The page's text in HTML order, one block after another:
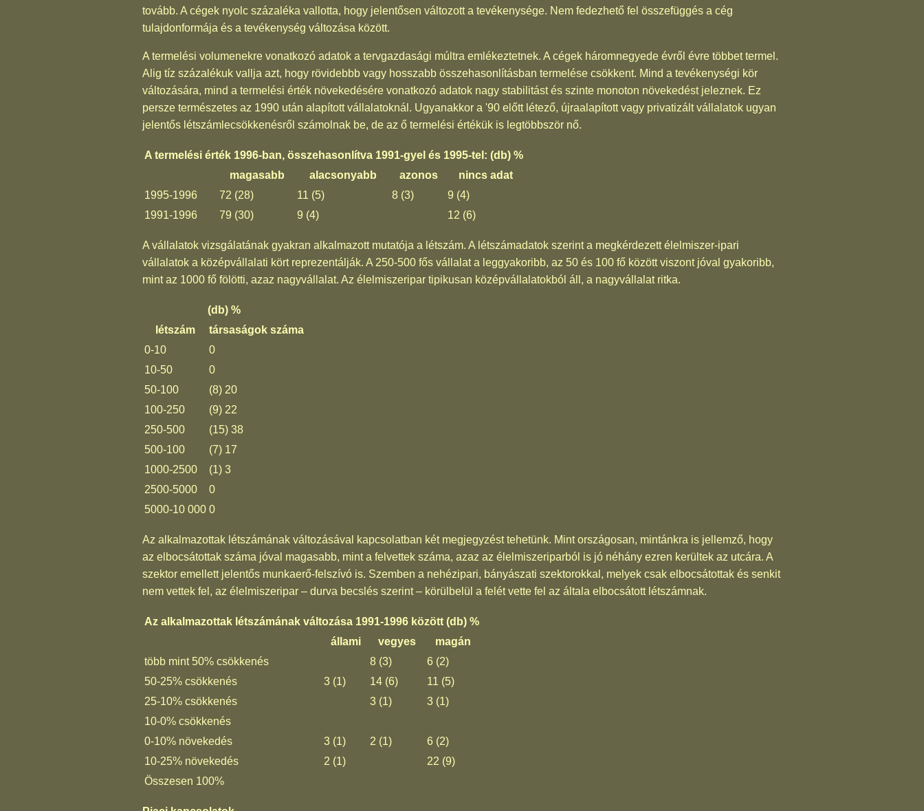
tovább. A cégek nyolc százaléka vallotta, hogy jelentősen változott a tevékenysége. Nem fedezhető fel összefüggés a cég
tulajdonformája és a tevékenység változása között.
A termelési volumenekre vonatkozó adatok a tervgazdasági múltra emlékeztetnek. A cégek háromnegyede évről évre többet termel.
Alig tíz százalékuk vallja azt, hogy rövidebbb vagy hosszabb összehasonlításban termelése csökkent. Mind a tevékenységi kör
változására, mind a termelési érték növekedésére vonatkozó adatok nagy stabilitást és szinte monoton növekedést jeleznek. Ez
persze természetes az 1990 után alapított vállalatoknál. Ugyanakkor a '90 előtt létező, újraalapított vagy privatizált vállalatok ugyan
jelentős létszámlecsökkenésről számolnak be, de az ő termelési értékük is legtöbbször nő.
A termelési érték 1996-ban, összehasonlítva 1991-gyel és 1995-tel: (db) %
magasabb
alacsonyabb azonos
nincs adat
1995-1996
72 (28) 11 (5) 8 (3)
9 (4)
1991-1996
79 (30) 9 (4) 12 (6)
A vállalatok vizsgálatának gyakran alkalmazott mutatója a létszám. A létszámadatok szerint a megkérdezett élelmiszer-ipari
vállalatok a középvállalati kört reprezentálják. A 250-500 fős vállalat a leggyakoribb, az 50 és 100 fő között viszont jóval gyakoribb,
mint az 1000 fő fölötti, azaz nagyvállalat. Az élelmiszeripar tipikusan középvállalatokból áll, a nagyvállalat ritka.
(db) %
létszám
társaságok száma
0-10
0
10-50
0
50-100
(8) 20
100-250
(9) 22
250-500
(15) 38
500-100
(7) 17
1000-2500
(1) 3
2500-5000
0
5000-10 000 0
Az alkalmazottak létszámának változásával kapcsolatban két megjegyzést tehetünk. Mint országosan, mintánkra is jellemző, hogy
az elbocsátottak száma jóval magasabb, mint a felvettek száma, azaz az élelmiszeriparból is jó néhány ezren kerültek az utcára. A
szektor emellett jelentős munkaerő-felszívó is. Szemben a nehézipari, bányászati szektorokkal, melyek csak elbocsátottak és senkit
nem vettek fel, az élelmiszeripar – durva becslés szerint – körülbelül a felét vette fel az általa elbocsátott létszámnak.
Az alkalmazottak létszámának változása 1991-1996 között (db) %
állami
vegyes
magán
több mint 50% csökkenés
8 (3)
6 (2)
50-25% csökkenés
3 (1) 14 (6)
11 (5)
25-10% csökkenés
3 (1)
3 (1)
10-0% csökkenés
0-10% növekedés
3 (1) 2 (1)
6 (2)
10-25% növekedés
2 (1)
22 (9)
Összesen 100%